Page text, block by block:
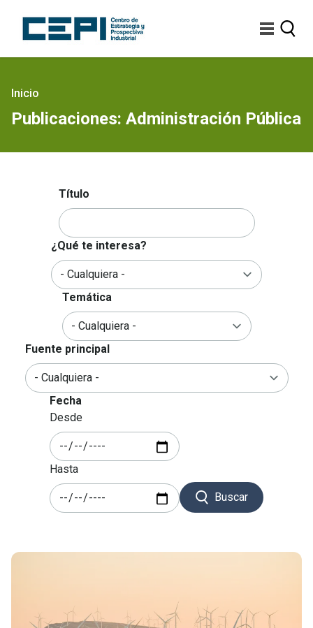
contenido
principal
Sobrescribir
enlaces
de
navegación
Inicio
Publicaciones: Administración Pública
Título
¿Qué te interesa?
Temática
Fuente principal
Fecha
Desde
Hasta
Buscar